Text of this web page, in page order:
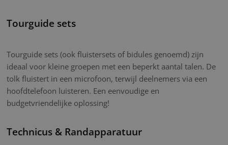
Tourguide sets
Tourguide sets (ook fluistersets of bidules genoemd) zijn
ideaal voor kleine groepen met een beperkt aantal talen. De
tolk fluistert in een microfoon, terwijl deelnemers via een
hoofdtelefoon luisteren. Een eenvoudige en
budgetvriendelijke oplossing!
Technicus & Randapparatuur